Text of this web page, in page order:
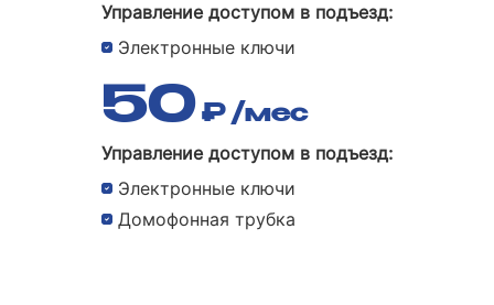
Управление доступом в подъезд:
Электронные ключи
50 ₽ /мес
Управление доступом в подъезд:
Электронные ключи
Домофонная трубка